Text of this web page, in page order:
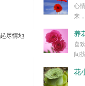
尽情地
心
来
简单愉快的心
我们自己复杂
养
喜
间
花